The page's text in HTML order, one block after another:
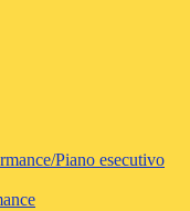
Piano esecutivo